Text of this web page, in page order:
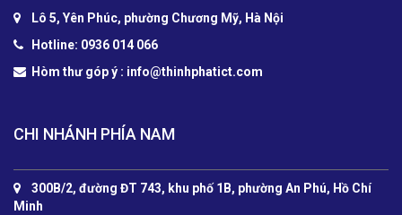
Lô 5, Yên Phúc, phường Chương Mỹ, Hà Nội
Hotline: 0936 014 066
Hòm thư góp ý : info@thinhphatict.com
CHI NHÁNH PHÍA NAM
300B/2, đường ĐT 743, khu phố 1B, phường An Phú, Hồ Chí
Minh